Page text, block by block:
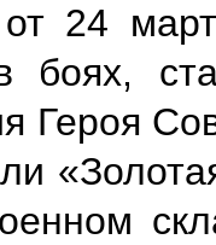
24
боях,
Героя